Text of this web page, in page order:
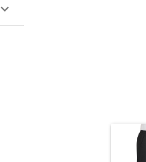
keyboard_arrow_down